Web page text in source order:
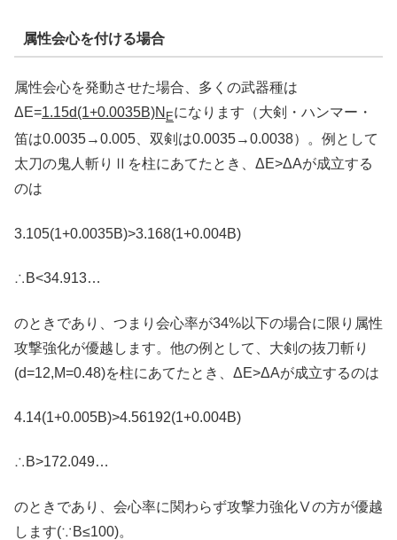
属性会心を付ける場合
属性会心を発動させた場合、多くの武器種は
ΔE=1.15d(1+0.0035B)N Eになります（大剣・ハンマー・
笛は0.0035→0.005、双剣は0.0035→0.0038）。例として
太刀の鬼人斬りⅡを柱にあてたとき、ΔE>ΔAが成立する
のは
3.105(1+0.0035B)>3.168(1+0.004B)
∴B<34.913…
のときであり、つまり会心率が34%以下の場合に限り属性
攻撃強化が優越します。他の例として、大剣の抜刀斬り
(d=12,M=0.48)を柱にあてたとき、ΔE>ΔAが成立するのは
4.14(1+0.005B)>4.56192(1+0.004B)
∴B>172.049…
のときであり、会心率に関わらず攻撃力強化Ⅴの方が優越
します(∵B≤100)。